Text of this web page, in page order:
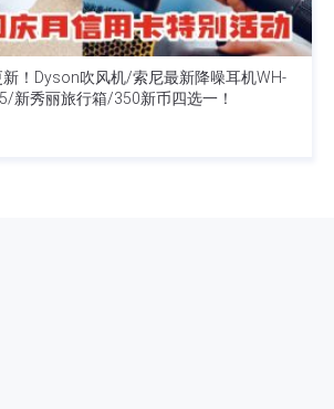
！Dyson吹风机/索尼最新降噪耳机WH-
新秀丽旅行箱/350新币四选一！